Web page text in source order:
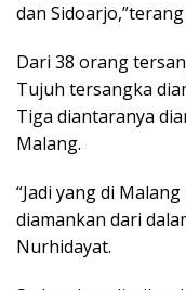
dan
Dari 38 orang
Tujuh tersangka
Tiga diantaranya
Malang.
“Jadi yang di
diamankan dari
Nurhidayat.